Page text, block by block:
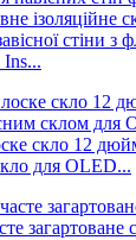
стіни з
скло 12
для OLED...
загартоване